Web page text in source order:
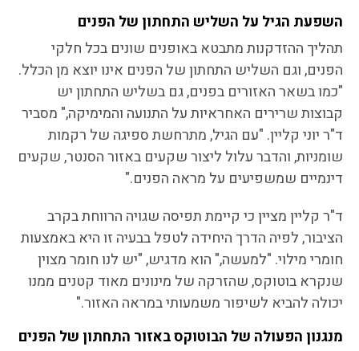
השפעת הגיל על השליש התחתון של הפנים
תהליך ההזדקנות מתבטא באופנים שונים בכל חלקי
הפנים, וגם השליש התחתון של הפנים אינו יוצא מן הכלל.
"כמו בשאר האזורים בפנים, גם בשליש התחתון יש
קבוצות שרירים האחראיות על התנועה והמימיקה," מסביר
ד"ר יוני קליין. "עם הגיל, מתרחשת ספיגה של רקמות
שומניות, והדבר עלול ליצור שקעים באזור הסנטר, שקעים
דינמיים שמשפיעים על מראה הפנים."
ד"ר קליין מציין כי קיימת תפיסה שגויה הרווחת בקרב
הציבור, לפיה הדרך היחידה לטפל בבעיה זו היא באמצעות
חומרי מילוי. "למעשה," הוא מדגיש, "יש לנו חומר מצוין
שנקרא בוטוקס, שהזרקה של מינונים מאוד קטנים ממנו
יכולה להביא לשיפור משמעותי במראה האזור."
מנגנון הפעולה של הבוטוקס באזור התחתון של הפנים